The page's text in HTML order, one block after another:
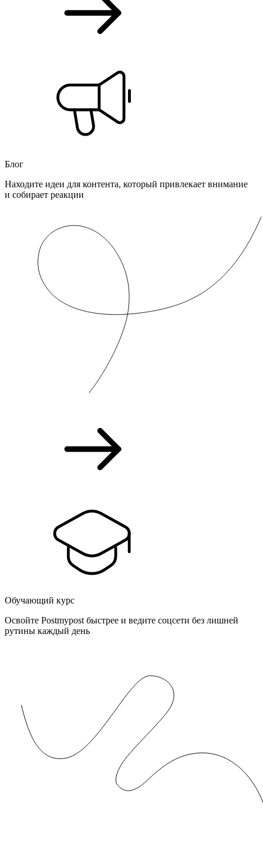
Блог
Находите идеи для контента, который привлекает внимание
и собирает реакции
Обучающий курс
Освойте Postmypost быстрее и ведите соцсети без лишней
рутины каждый день